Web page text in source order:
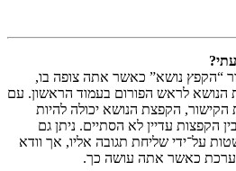
“הקפץ נושא” כאשר אתה צופה בו,
הנושא לראש הפורום בעמוד הראשון. עם
הקפצת הנושא יכולה להיות
הקפצות עדיין לא הסתיים. ניתן גם
על־ידי שליחת תגובה אליו, אך וודא
כאשר אתה עושה כך.